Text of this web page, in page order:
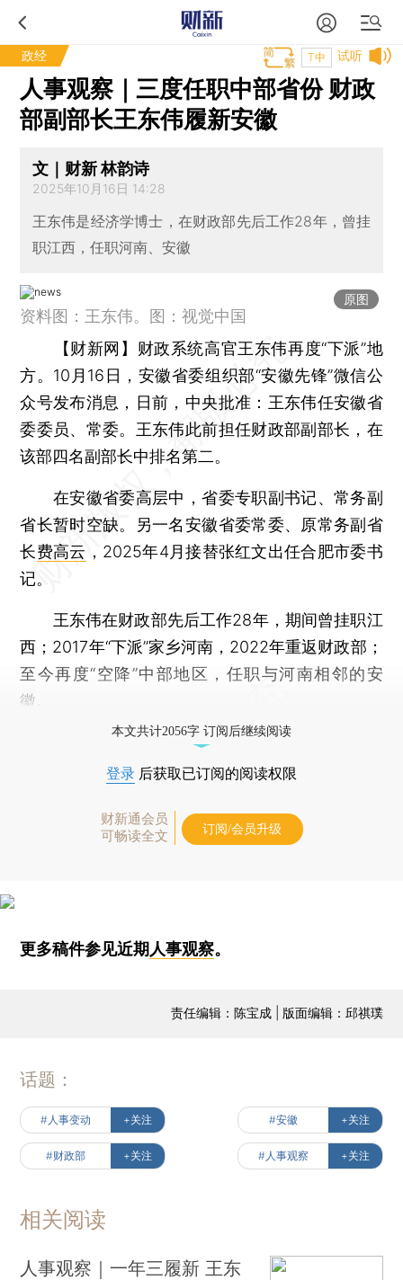
政经 试听
T中
人事观察｜三度任职中部省份 财政
部副部长王东伟履新安徽
文｜财新 林韵诗
2025年10月16日 14:28
王东伟是经济学博士，在财政部先后工作28年，曾挂
职江西，任职河南、安徽
原图
资料图：王东伟。图：视觉中国
【财新网】 财政系统高官王东伟再度“下派”地
方。10月16日，安徽省委组织部“安徽先锋”微信公
众号发布消息，日前，中央批准：王东伟任安徽省
委委员、常委。王东伟此前担任财政部副部长，在
该部四名副部长中排名第二。
在安徽省委高层中，省委专职副书记、常务副
省长暂时空缺。另一名安徽省委常委、原常务副省
长费高云 ，2025年4月接替张红文出任合肥市委书
记。
王东伟在财政部先后工作28年，期间曾挂职江
西；2017年“下派”家乡河南，2022年重返财政部；
至今再度“空降”中部地区，任职与河南相邻的安
徽。
本文共计2056字 订阅后继续阅读
登录 后获取已订阅的阅读权限
财新通会员
可畅读全文
订阅/会员升级
更多稿件参见近期 人事观察。
责任编辑：陈宝成 | 版面编辑：邱祺璞
话题：
#人事变动 +关注 #安徽 +关注
#财政部 +关注 #人事观察 +关注
相关阅读
人事观察｜一年三履新 王东